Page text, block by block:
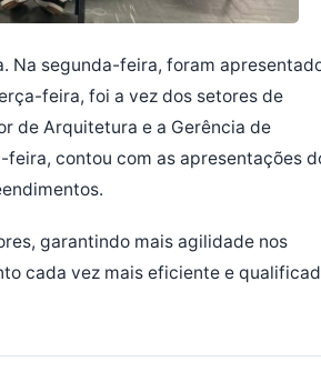
Na segunda-feira, foram
feira, foi a vez dos setores de
de Arquitetura e a Gerência de
feira, contou com as apresentações
garantindo mais agilidade nos
cada vez mais eficiente e